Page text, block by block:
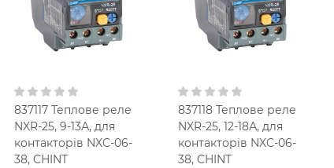
25,0 Ампер
1,6-2,5 A
IP20
В кошик
25,0 Ампер
2,5-4 A
IP20
В кошик
837117 Теплове реле
NXR-25, 9-13А, для
контакторів NXC-06-
38, CHINT
837118 Теплове реле
NXR-25, 12-18А, для
контакторів NXC-06-
38, CHINT